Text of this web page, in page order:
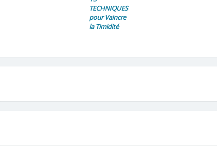
TECHNIQUES
pour Vaincre
la Timidité